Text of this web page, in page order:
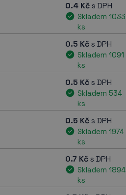
0.4 Kčs DPH
Skladem 1033
ks
0.5 Kčs DPH
Skladem 1091
ks
0.5 Kčs DPH
Skladem 534
ks
0.5 Kčs DPH
Skladem 1974
ks
0.7 Kčs DPH
Skladem 1894
ks